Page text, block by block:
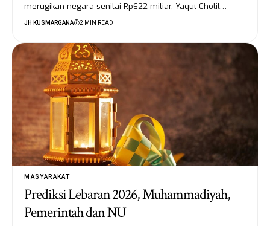
merugikan negara senilai Rp622 miliar, Yaqut Cholil…
JH KUSMARGANA 2 MIN READ
MASYARAKAT
Prediksi Lebaran 2026, Muhammadiyah,
Pemerintah dan NU